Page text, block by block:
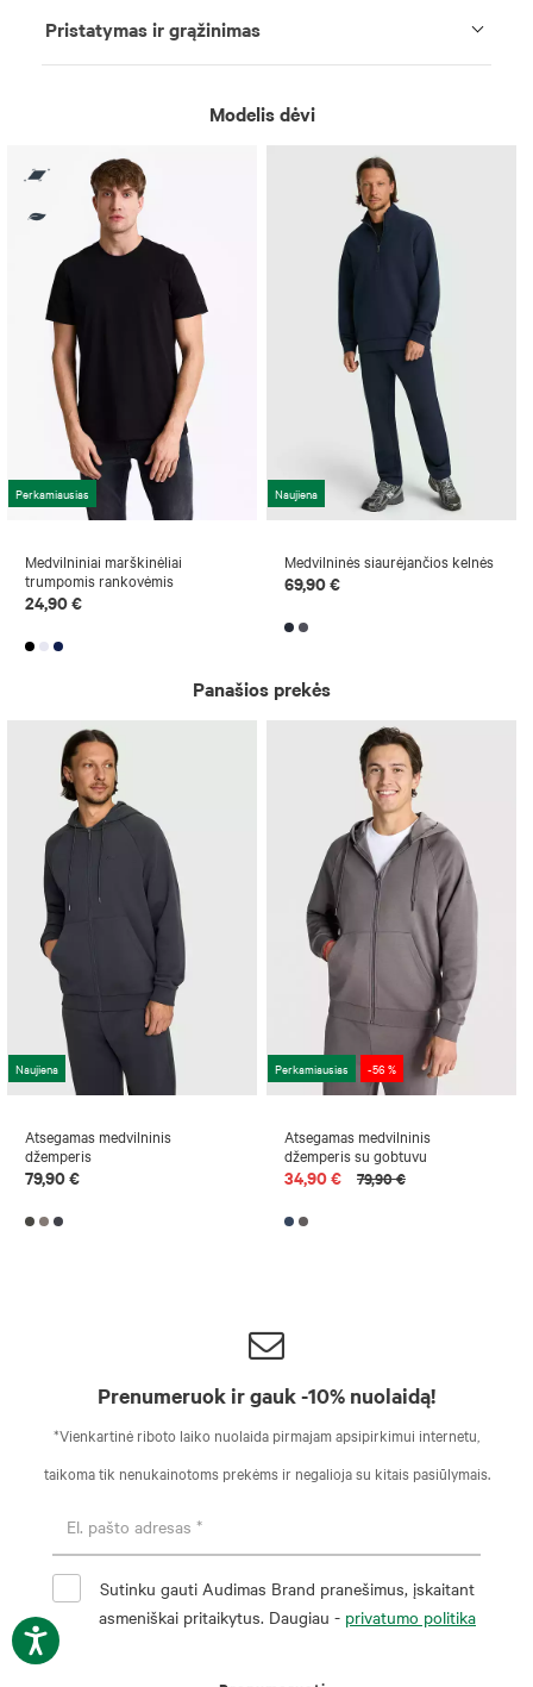
Pristatymas ir grąžinimas
Modelis dėvi
Perkamiausias
Medvilniniai marškinėliai
trumpomis rankovėmis
24,90 €
Naujiena
Medvilninės siaurėjančios kelnės
69,90 €
Panašios prekės
Naujiena
Atsegamas medvilninis
džemperis
79,90 €
Perkamiausias -56 %
Atsegamas medvilninis
džemperis su gobtuvu
34,90 € 79,90 €
Prenumeruok ir gauk -10% nuolaidą!
*Vienkartinė riboto laiko nuolaida pirmajam apsipirkimui internetu,
taikoma tik nenukainotoms prekėms ir negalioja su kitais pasiūlymais.
Sutinku gauti Audimas Brand pranešimus, įskaitant
asmeniškai pritaikytus. Daugiau - privatumo politika